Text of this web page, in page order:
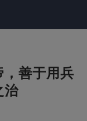
，善于用兵
治